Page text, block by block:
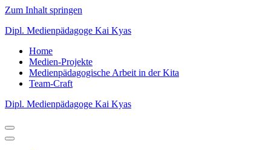
Zum Inhalt springen
Dipl. Medienpädagoge Kai Kyas
Home
Medien-Projekte
Medienpädagogische Arbeit in der Kita
Team-Craft
Dipl. Medienpädagoge Kai Kyas
Navigations-
Menü
Navigations-